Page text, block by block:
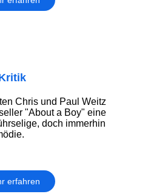
Chris und Paul Weitz
"About a Boy" eine
doch immerhin
erfahren